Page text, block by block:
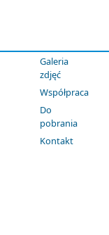
Galeria
zdjęć
Współpraca
Do
pobrania
Kontakt